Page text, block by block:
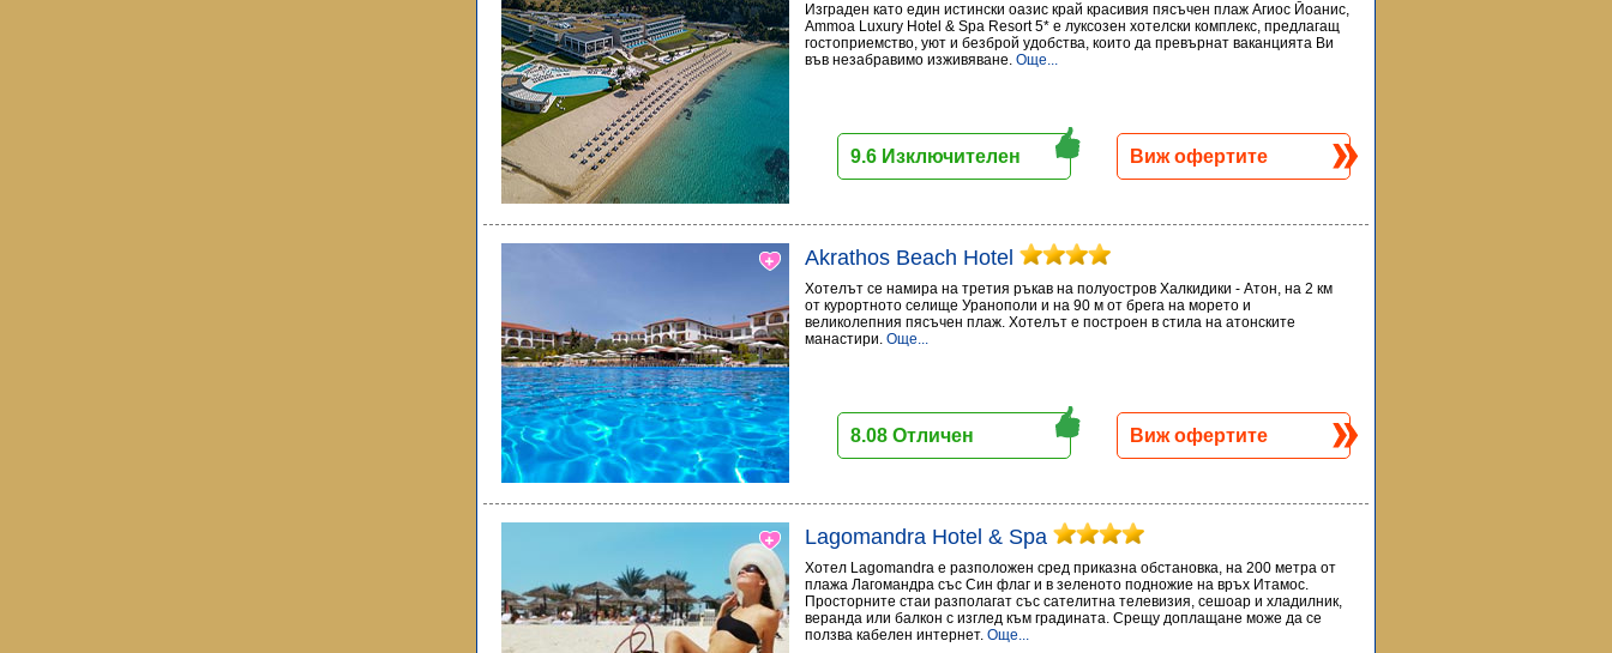
Изграден като един истински оазис край красивия пясъчен плаж Агиос Йоанис,
Ammoa Luxury Hotel & Spa Resort 5* е луксозен хотелски комплекс, предлагащ
гостоприемство, уют и безброй удобства, които да превърнат ваканцията Ви
във незабравимо изживяване. Още...
9.6 Изключителен Виж офертите
Akrathos Beach Hotel
Хотелът се намира на третия ръкав на полуостров Халкидики - Атон, на 2 км
от курортното селище Уранополи и на 90 м от брега на морето и
великолепния пясъчен плаж. Хотелът е построен в стила на атонските
манастири. Още...
8.08 Отличен Виж офертите
Lagomandra Hotel & Spa
Хотел Lagomandra е разположен сред приказна обстановка, на 200 метра от
плажа Лагомандра със Син флаг и в зеленото подножие на връх Итамос.
Просторните стаи разполагат със сателитна телевизия, сешоар и хладилник,
веранда или балкон с изглед към градината. Срещу доплащане може да се
ползва кабелен интернет. Още...